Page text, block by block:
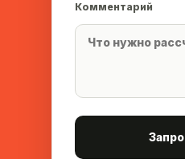
Комментарий